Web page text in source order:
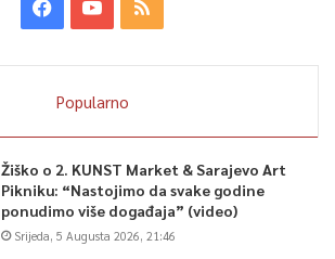
Popularno
Žiško o 2. KUNST Market & Sarajevo Art
Pikniku: “Nastojimo da svake godine
ponudimo više događaja” (video)
Srijeda, 5 Augusta 2026, 21:46